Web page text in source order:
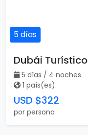
5 días
Dubái Turístico
5 días / 4 noches
1 país(es)
USD $322
por persona